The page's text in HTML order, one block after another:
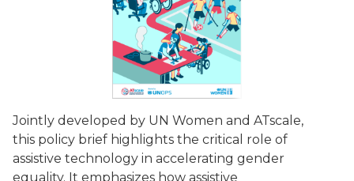
Jointly developed by UN Women and ATscale,
this policy brief highlights the critical role of
assistive technology in accelerating gender
equality. It emphasizes how assistive